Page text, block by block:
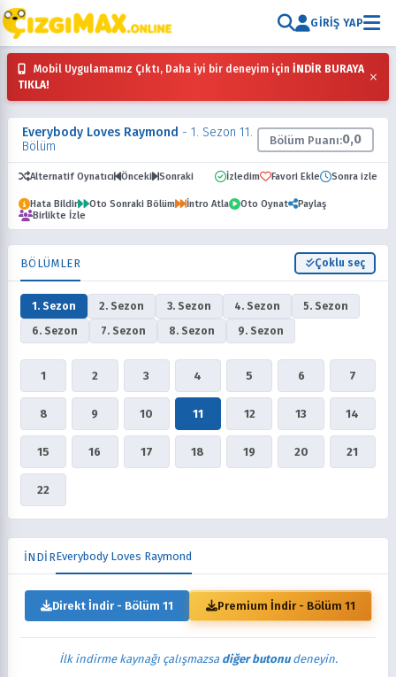
GIRIŞ YAP
Mobil Uygulamamız Çıktı, Daha iyi bir deneyim için İNDİR BURAYA
TIKLA!
×
Everybody Loves Raymond - 1. Sezon 11.
Bölüm
Bölüm Puanı:0,0
Alternatif Oynatıcı Önceki Sonraki İzledim Favori Ekle Sonra izle
Hata Bildir Oto Sonraki Bölüm İntro Atla Oto Oynat
Paylaş
Birlikte İzle
BÖLÜMLER Çoklu seç
1. Sezon 2. Sezon 3. Sezon 4. Sezon
5. Sezon
6. Sezon
7. Sezon 8. Sezon 9. Sezon
1 2 3 4 5 6 7
8 9 10 11 12 13 14
15 16 17 18 19 20 21
22
İNDİREverybody Loves Raymond
Direkt İndir - Bölüm 11 Premium İndir - Bölüm 11
İlk indirme kaynağı çalışmazsa diğer butonudeneyin.